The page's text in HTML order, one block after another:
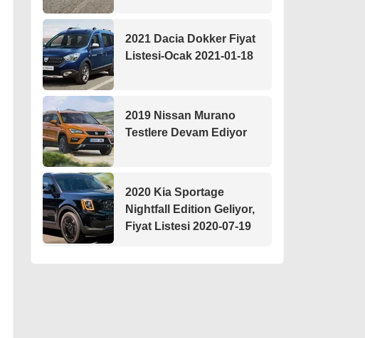
2021 Dacia Dokker Fiyat
Listesi-Ocak 2021-01-18
2019 Nissan Murano
Testlere Devam Ediyor
2020 Kia Sportage
Nightfall Edition Geliyor,
Fiyat Listesi 2020-07-19